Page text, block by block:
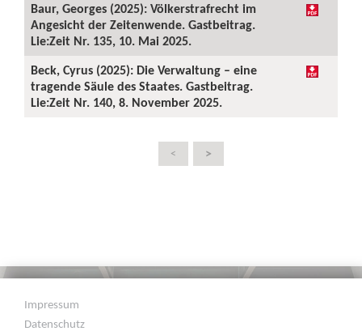
Baur, Georges (2025): Völkerstrafrecht im
Angesicht der Zeitenwende. Gastbeitrag.
Lie:Zeit Nr. 135, 10. Mai 2025.
Beck, Cyrus (2025): Die Verwaltung – eine
tragende Säule des Staates. Gastbeitrag.
Lie:Zeit Nr. 140, 8. November 2025.
< >
Impressum
Datenschutz